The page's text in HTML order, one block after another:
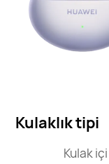
Kulaklık tipi
Kulak içi